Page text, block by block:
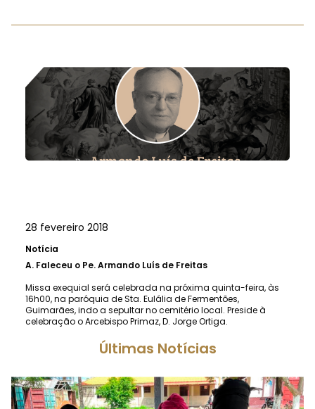
28 fevereiro 2018
Notícia
A. Faleceu o Pe. Armando Luís de Freitas
Missa exequial será celebrada na próxima quinta-feira, às
16h00, na paróquia de Sta. Eulália de Fermentões,
Guimarães, indo a sepultar no cemitério local. Preside à
celebração o Arcebispo Primaz, D. Jorge Ortiga.
Últimas Notícias